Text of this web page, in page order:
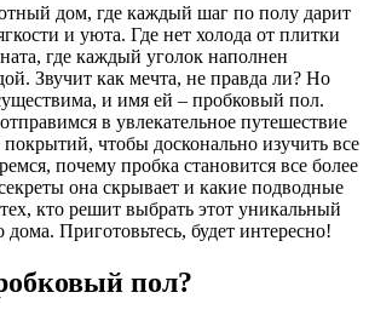
дом, где каждый шаг по полу дарит
и уюта. Где нет холода от плитки
где каждый уголок наполнен
Звучит как мечта, не правда ли? Но
и имя ей – пробковый пол.
в увлекательное путешествие
чтобы досконально изучить все
почему пробка становится все более
она скрывает и какие подводные
кто решит выбрать этот уникальный
дома. Приготовьтесь, будет интересно!
пол?